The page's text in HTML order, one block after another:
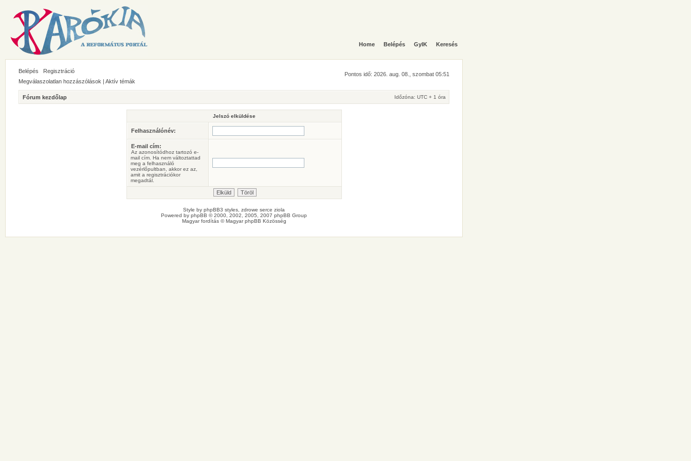
Home Belépés GyIK Keresés
Belépés Regisztráció
Pontos idő: 2026. aug. 08., szombat 05:51
Megválaszolatlan hozzászólások | Aktív témák
Fórum kezdőlap Időzóna: UTC + 1 óra
Jelszó elküldése
Felhasználónév:
E-mail cím:
Az azonosítódhoz tartozó e-
mail cím. Ha nem változtattad
meg a felhasználó
vezérlőpultban, akkor ez az,
amit a regisztrációkor
megadtál.
Style by phpBB3 styles , zdrowe serce ziola
Powered by phpBB © 2000, 2002, 2005, 2007 phpBB Group
Magyar fordítás ©Magyar phpBB Közösség